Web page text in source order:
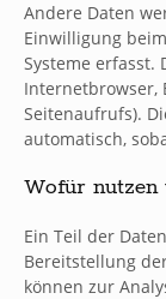
Andere Daten
Einwilligung
Systeme erfasst.
Internetbrowser,
Seitenaufrufs).
automatisch,
Wofür
Ein Teil der
Bereitstellung
können zur